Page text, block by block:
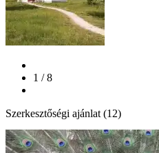
1 / 8
Szerkesztőségi ajánlat (12)